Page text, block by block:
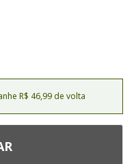
R$ 46,99 de volta